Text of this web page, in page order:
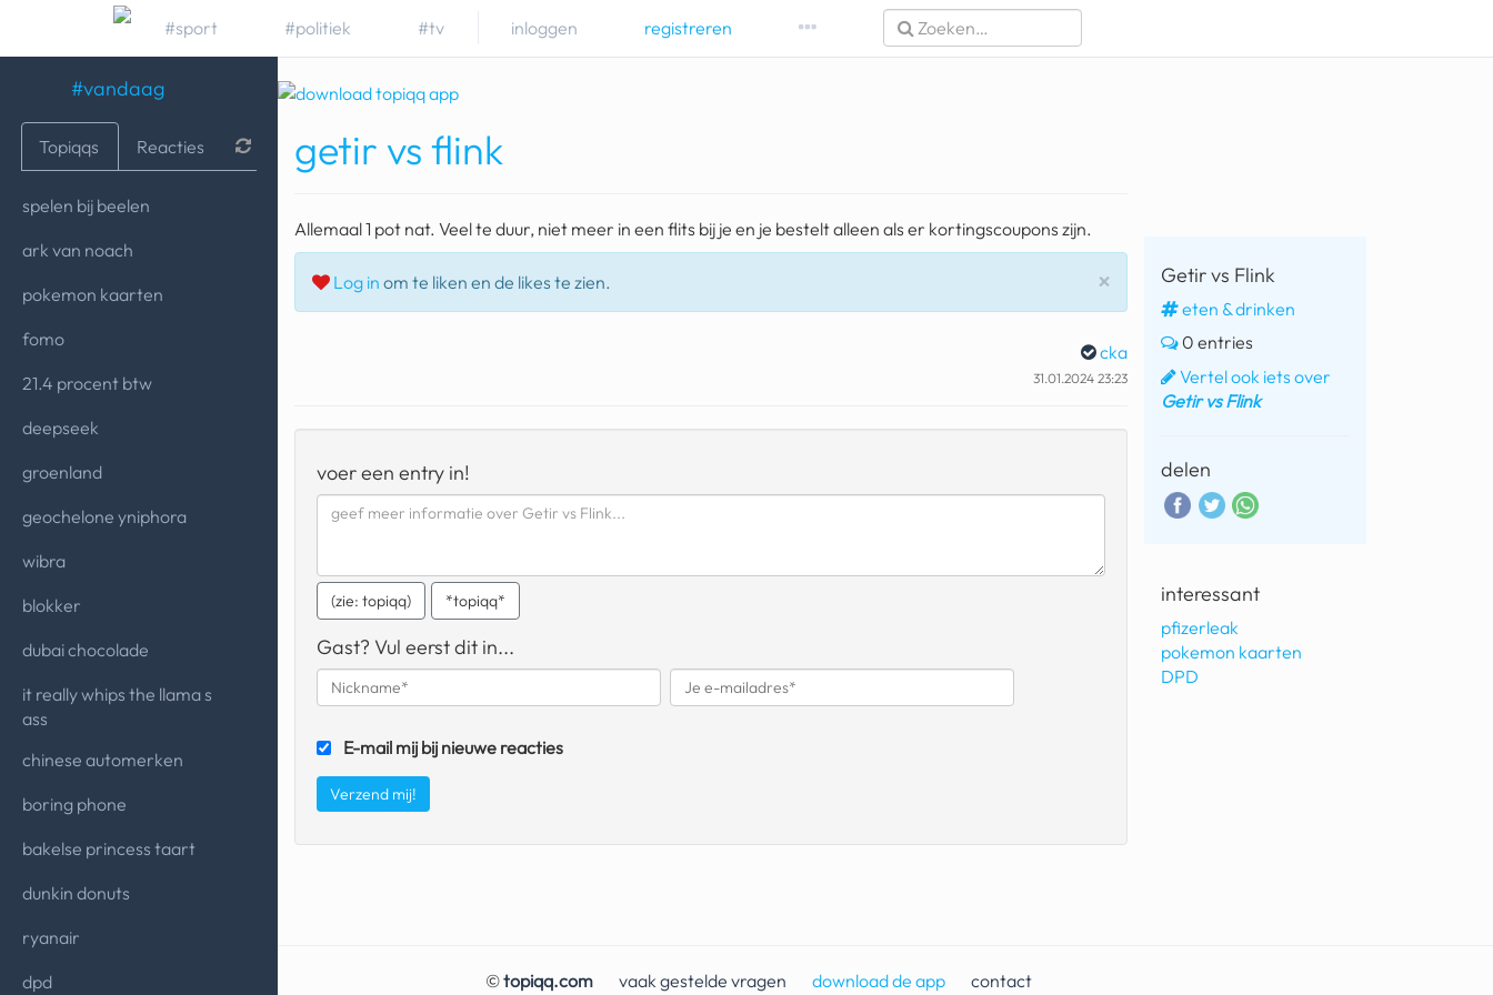
#sport #politiek #tv inloggen registreren
#vandaag
Topiqqs Reacties
spelen bij beelen
ark van noach
pokemon kaarten
fomo
21.4 procent btw
deepseek
groenland
geochelone yniphora
wibra
blokker
dubai chocolade
it really whips the llama s
ass
chinese automerken
boring phone
bakelse princess taart
dunkin donuts
ryanair
dpd
getir vs flink
Allemaal 1 pot nat. Veel te duur, niet meer in een flits bij je en je bestelt alleen als er kortingscoupons zijn.
×Sluiten
Log in om te liken en de likes te zien.
cka
31.01.2024 23:23
voer een entry in!
(zie: topiqq) *topiqq*
Gast? Vul eerst dit in...
E-mail mij bij nieuwe reacties
Getir vs Flink
eten & drinken
0 entries
Vertel ook iets over
Getir vs Flink
delen
interessant
pfizerleak
pokemon kaarten
DPD
©topiqq.com vaak gestelde vragen download de app contact